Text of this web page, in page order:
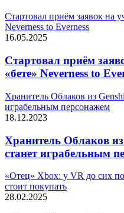
Стартовал приём заявок на
Neverness to Everness
16.05.2025
Стартовал приём
«бете» Neverness to
Хранитель Облаков из
играбельным персонажем
18.12.2023
Хранитель Облаков
станет играбельным
«Отец» Xbox: у VR до сих
стоит покупать
28.02.2025